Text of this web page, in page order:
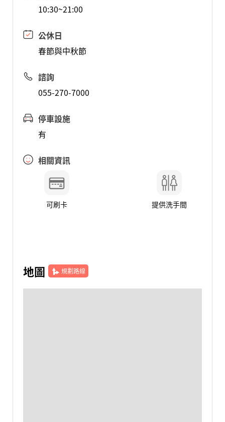
10:30~21:00
公休日
春節與中秋節
諮詢
055-270-7000
停車設施
有
相關資訊
可刷卡 提供洗手間
地圖 規劃路線